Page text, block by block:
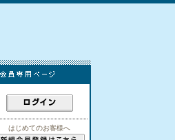
はじめてのお客様へ